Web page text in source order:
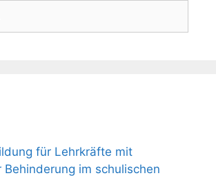
für Lehrkräfte mit
Behinderung im schulischen